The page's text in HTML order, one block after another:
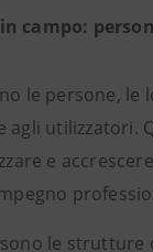
campo:
le persone, le
agli utilizzatori.
e
le